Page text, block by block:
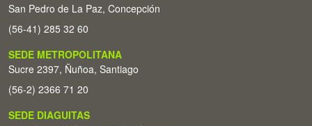
San Pedro de La Paz, Concepción
(56-41) 285 32 60
SEDE METROPOLITANA
Sucre 2397, Ñuñoa, Santiago
(56-2) 2366 71 20
SEDE DIAGUITAS